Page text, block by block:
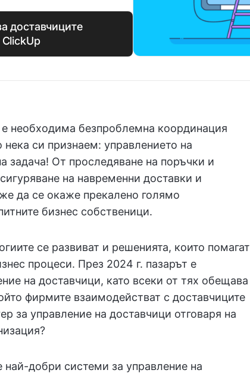
доставчиците
необходима безпроблемна координация
си признаем: управлението на
задача! От проследяване на поръчки и
на навременни доставки и
да се окаже прекалено голямо
бизнес собственици.
се развиват и решенията, които помагат
процеси. През 2024 г. пазарът е
на доставчици, като всеки от тях обещава
фирмите взаимодействат с доставчиците
за управление на доставчици отговаря на
най-добри системи за управление на